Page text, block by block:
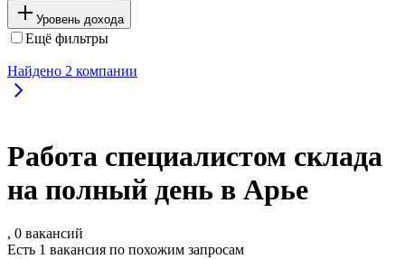
Уровень дохода
Ещё фильтры
Найдено 2 компании
Работа специалистом склада
на полный день в Арье
, 0 вакансий
Есть 1 вакансия по похожим запросам